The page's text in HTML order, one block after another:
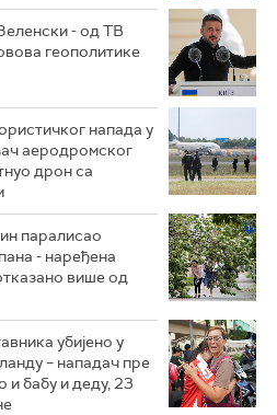
- од ТВ
геополитике
напада у
аеродромског
дрон са
паралисао
- наређена
више од
убијено у
– нападач пре
и бабу и деду, 23